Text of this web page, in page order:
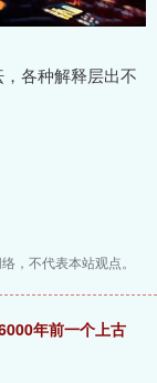
各种解释层出不
，不代表本站观点。
年前一个上古